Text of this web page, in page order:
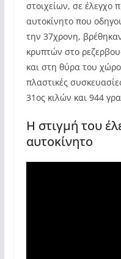
στοιχείων, σε έλεγχο
αυτοκίνητο που
την 37χρονη,
κρυπτών στο
και στη θύρα του
πλαστικές
31ος κιλών και 944
Η στιγμή του
αυτοκίνητο